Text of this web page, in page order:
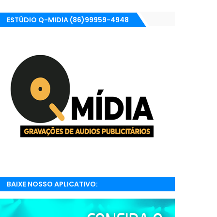
ESTÚDIO Q-MIDIA (86)99959-4948
BAIXE NOSSO APLICATIVO:
RADIONETPARNAIBA